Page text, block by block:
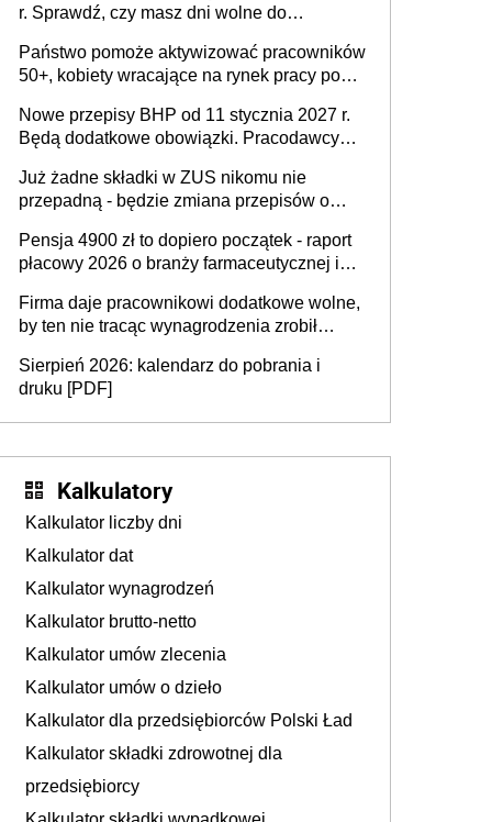
r. Sprawdź, czy masz dni wolne do
Państwo pomoże aktywizować pracowników
50+, kobiety wracające na rynek pracy po
osoby neuroatypowe. Powstanie Fundusz
na rzecz Inkluzywności w Zatrudnianiu?
Nowe przepisy BHP od 11 stycznia 2027 r.
Będą dodatkowe obowiązki. Pracodawcy
Już żadne składki w ZUS nikomu nie
przepadną - będzie zmiana przepisów o
ubezpieczeniom społecznym
Pensja 4900 zł to dopiero początek - raport
płacowy 2026 o branży farmaceutycznej i
Firma daje pracownikowi dodatkowe wolne,
by ten nie tracąc wynagrodzenia zrobił
sprawdza
Sierpień 2026: kalendarz do pobrania i
druku [PDF]
Kalkulatory
Kalkulator liczby dni
Kalkulator dat
Kalkulator wynagrodzeń
Kalkulator brutto-netto
Kalkulator umów zlecenia
Kalkulator umów o dzieło
Kalkulator dla przedsiębiorców Polski Ład
Kalkulator składki zdrowotnej dla
przedsiębiorcy